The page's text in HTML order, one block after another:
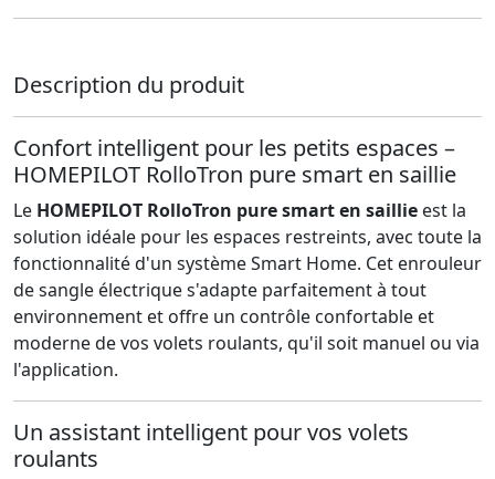
Description du produit
Confort intelligent pour les petits espaces –
HOMEPILOT RolloTron pure smart en saillie
Le HOMEPILOT RolloTron pure smart en saillie est la
solution idéale pour les espaces restreints, avec toute la
fonctionnalité d'un système Smart Home. Cet enrouleur
de sangle électrique s'adapte parfaitement à tout
environnement et offre un contrôle confortable et
moderne de vos volets roulants, qu'il soit manuel ou via
l'application.
Un assistant intelligent pour vos volets
roulants